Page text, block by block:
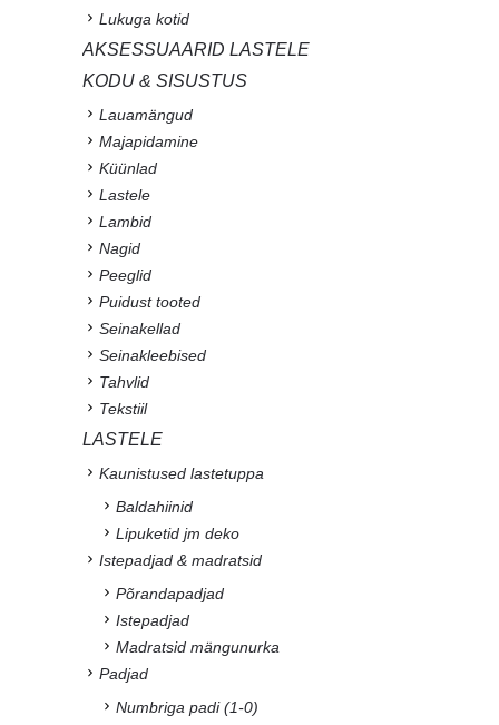
Lukuga kotid
AKSESSUAARID LASTELE
KODU & SISUSTUS
Lauamängud
Majapidamine
Küünlad
Lastele
Lambid
Nagid
Peeglid
Puidust tooted
Seinakellad
Seinakleebised
Tahvlid
Tekstiil
LASTELE
Kaunistused lastetuppa
Baldahiinid
Lipuketid jm deko
Istepadjad & madratsid
Põrandapadjad
Istepadjad
Madratsid mängunurka
Padjad
Numbriga padi (1-0)